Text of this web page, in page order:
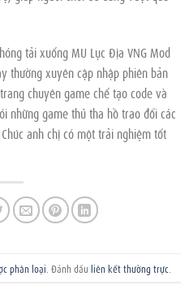
tải xuống MU Lục Địa VNG Mod
thường xuyên cập nhập phiên bản
chuyên game chế tạo code và
những game thủ tha hồ trao đổi các
anh chị có một trải nghiệm tốt
phân loại . Đánh dấu liên kết thường trực